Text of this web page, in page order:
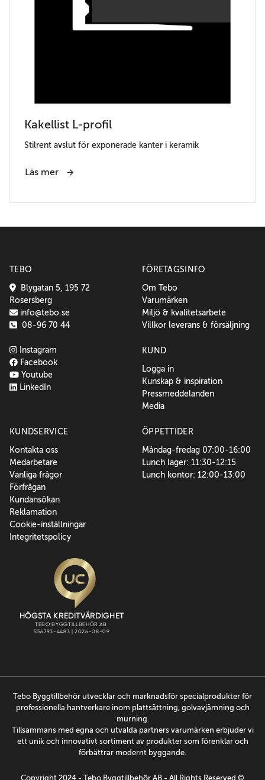
Kakellist L-profil
Stilrent avslut för exponerade kanter i keramik
Läs mer
TEBO
Blygatan 5, 195 72
Rosersberg
info@tebo.se
08-96 70 44
Instagram
Facebook
Youtube
LinkedIn
FÖRETAGSINFO
Om Tebo
Varumärken
Miljö & kvalitetsarbete
Villkor leverans & försäljning
KUND
Logga in
Kunskap & inspiration
Pressmeddelanden
Media
KUNDSERVICE
Kontakta oss
Medarbetare
Vanliga frågor
Förfrågan
Kundansökan
Reklamation
Cookie-inställningar
Integritetspolicy
ÖPPETTIDER
Måndag-fredag 07:00-16:00
Lunch lager: 11:30-12:15
Lunch kontor: 12:00-13:00
Tebo Byggtillbehör utvecklar och marknadsför specialprodukter för
professionella hantverkare inom plattsättning, golvavjämning och
murning.
Tillsammans med egna och utvalda partners varumärken erbjuder vi
ett unik och innovativt sortiment av produkter som förenklar och
förbättrar modernt byggande.
Copyright 2024 - Tebo Byggtillbehõr AB - All Rights Reserved ©